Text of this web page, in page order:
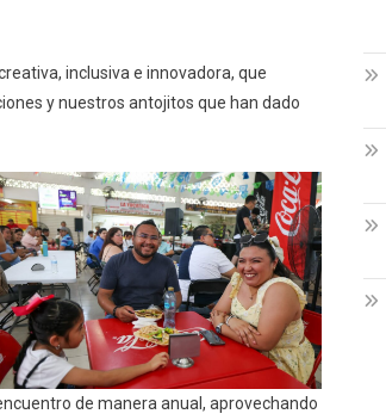
inclusiva e innovadora, que
y nuestros antojitos que han dado
de manera anual, aprovechando